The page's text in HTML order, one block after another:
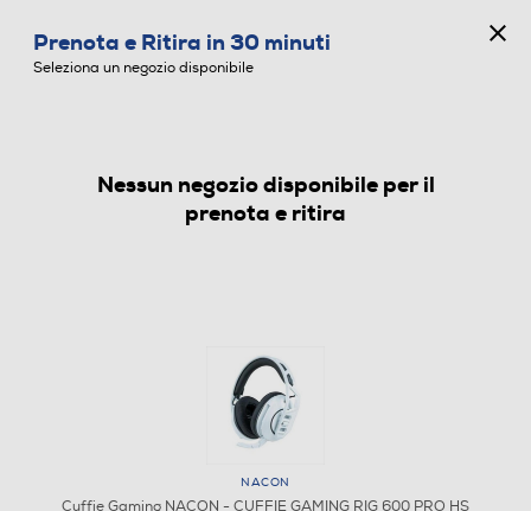
CUFFIE GAMING
Prenota e Ritira in 30 minuti
Seleziona un negozio disponibile
Nessun negozio disponibile per il
prenota e ritira
NACON
Cuffie Gaming NACON - CUFFIE GAMING RIG 600 PRO HS